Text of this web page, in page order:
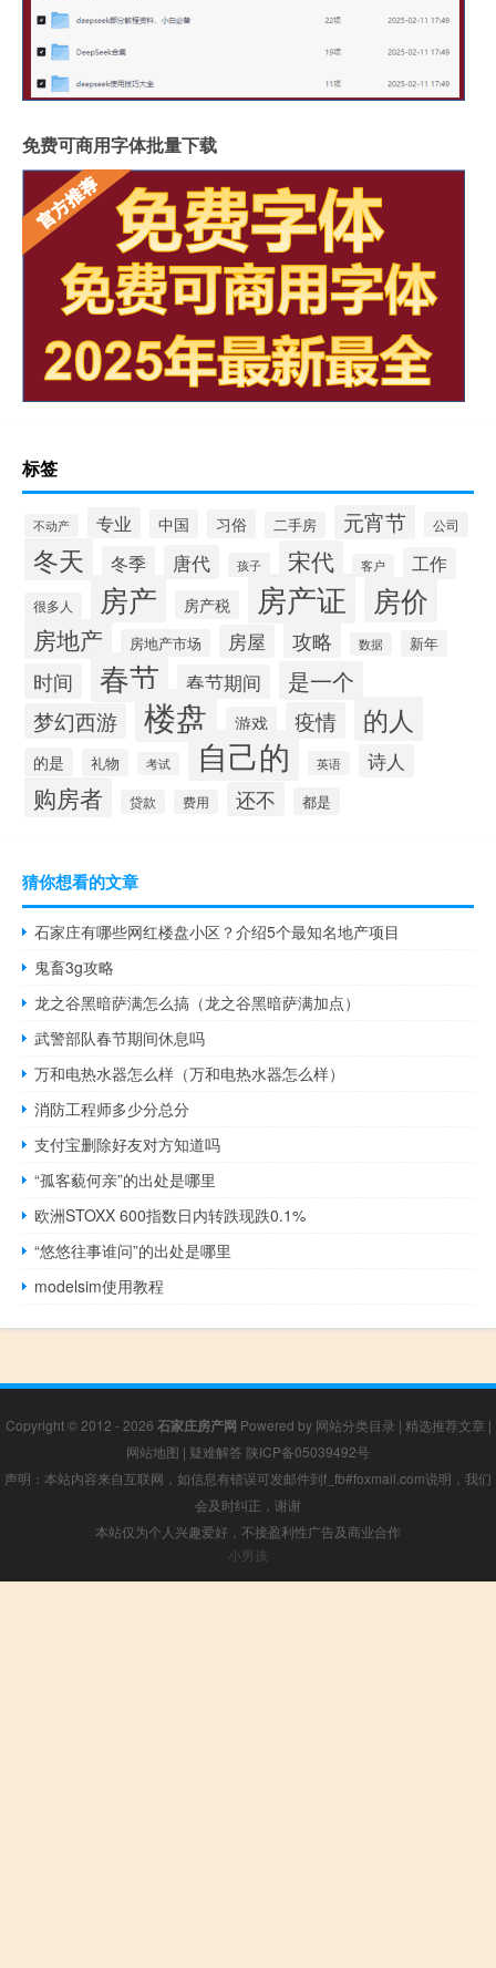
免费可商用字体批量下载
标签
不动产 专业 中国 习俗 二手房 元宵节 公司
冬天 冬季 唐代 孩子 宋代 客户 工作
很多人 房产 房产税 房产证 房价
房地产 房地产市场 房屋 攻略 数据 新年
时间 春节 春节期间 是一个
梦幻西游 楼盘 游戏 疫情 的人
的是 礼物 考试 自己的 英语 诗人
购房者 贷款 费用 还不 都是
猜你想看的文章
石家庄有哪些网红楼盘小区？介绍5个最知名地产项目
鬼畜3g攻略
龙之谷黑暗萨满怎么搞（龙之谷黑暗萨满加点）
武警部队春节期间休息吗
万和电热水器怎么样（万和电热水器怎么样）
消防工程师多少分总分
支付宝删除好友对方知道吗
“孤客藐何亲”的出处是哪里
欧洲STOXX 600指数日内转跌现跌0.1%
“悠悠往事谁问”的出处是哪里
modelsim使用教程
Copyright © 2012 - 2026 石家庄房产网 Powered by 网站分类目录 | 精选推荐文章 |
网站地图 | 疑难解答 陕ICP备05039492号
声明：本站内容来自互联网，如信息有错误可发邮件到f_fb#foxmail.com说明，我们
会及时纠正，谢谢
本站仅为个人兴趣爱好，不接盈利性广告及商业合作
小男孩